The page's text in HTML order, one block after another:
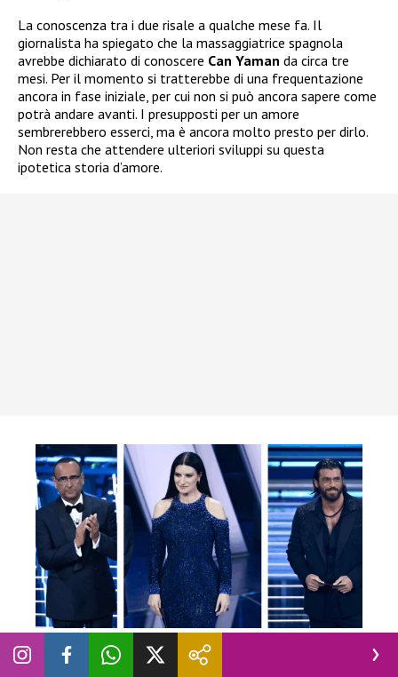
La conoscenza tra i due risale a qualche mese fa. Il
giornalista ha spiegato che la massaggiatrice spagnola
avrebbe dichiarato di conoscere Can Yaman da circa tre
mesi. Per il momento si tratterebbe di una frequentazione
ancora in fase iniziale, per cui non si può ancora sapere come
potrà andare avanti. I presupposti per un amore
sembrerebbero esserci, ma è ancora molto presto per dirlo.
Non resta che attendere ulteriori sviluppi su questa
ipotetica storia d’amore.
NEWS |PROGRAMMI |SANREMO|